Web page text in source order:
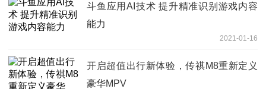
斗鱼应用AI技术 提升精准识别游戏内容
能力
2021-01-16
开启超值出行新体验，传祺M8重新定义
豪华MPV